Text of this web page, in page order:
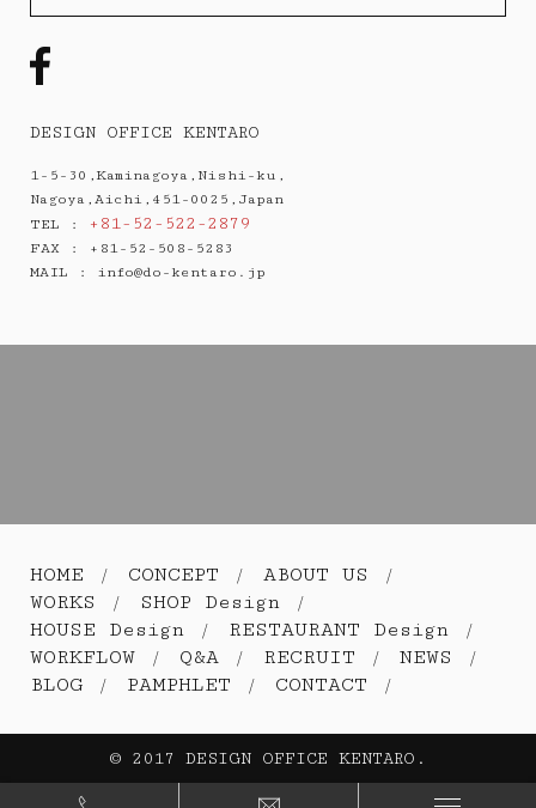
DESIGN OFFICE KENTARO
1-5-30,Kaminagoya,Nishi-ku,
Nagoya,Aichi,451-0025,Japan
TEL :
+81-52-522-2879
FAX : +81-52-508-5283
MAIL : info@do-kentaro.jp
HOME CONCEPT
ABOUT US
WORKS
SHOP Design
HOUSE Design
RESTAURANT Design
WORKFLOW
Q&A RECRUIT
NEWS
BLOG
PAMPHLET CONTACT
© 2017 DESIGN OFFICE KENTARO.